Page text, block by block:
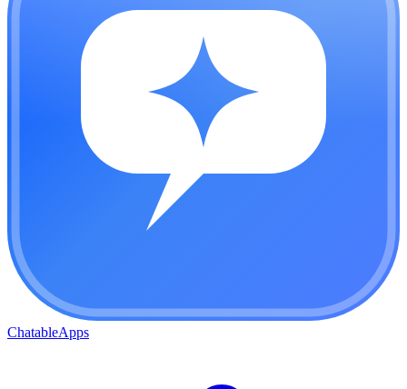
ChatableApps